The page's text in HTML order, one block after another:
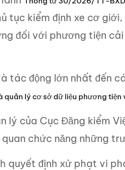
tục kiểm định xe cơ
đối với phương tiện
tác động lớn nhất đến
quản lý cơ sở dữ liệu phương tiện
lý của Cục Đăng kiểm
chức năng những
quyết định xử phạt vi